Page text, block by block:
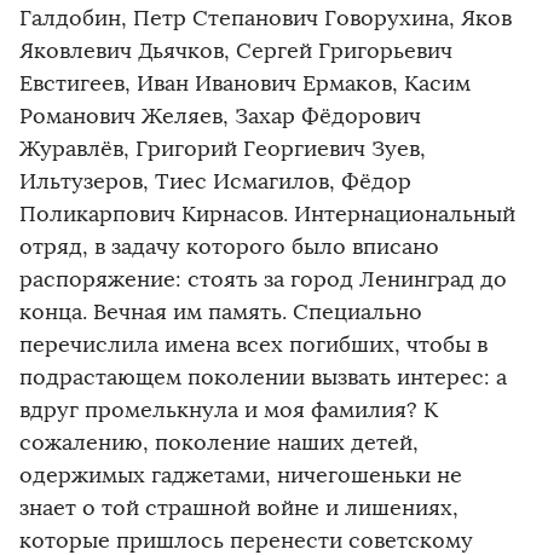
Галдобин, Петр Степанович Говорухина, Яков
Яковлевич Дьячков, Сергей Григорьевич
Евстигеев, Иван Иванович Ермаков, Касим
Романович Желяев, Захар Фёдорович
Журавлёв, Григорий Георгиевич Зуев,
Ильтузеров, Тиес Исмагилов, Фёдор
Поликарпович Кирнасов. Интернациональный
отряд, в задачу которого было вписано
распоряжение: стоять за город Ленинград до
конца. Вечная им память. Специально
перечислила имена всех погибших, чтобы в
подрастающем поколении вызвать интерес: а
вдруг промелькнула и моя фамилия? К
сожалению, поколение наших детей,
одержимых гаджетами, ничегошеньки не
знает о той страшной войне и лишениях,
которые пришлось перенести советскому